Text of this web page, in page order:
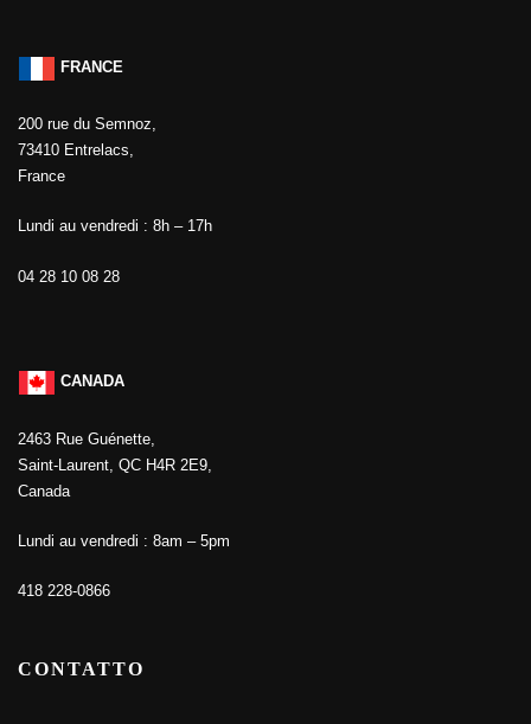
FRANCE
200 rue du Semnoz,
73410 Entrelacs,
France
Lundi au vendredi : 8h – 17h
04 28 10 08 28
CANADA
2463 Rue Guénette,
Saint-Laurent, QC H4R 2E9,
Canada
Lundi au vendredi : 8am – 5pm
418 228-0866
CONTATTO